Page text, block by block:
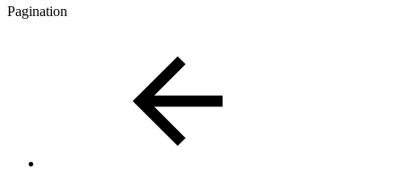
Pagination